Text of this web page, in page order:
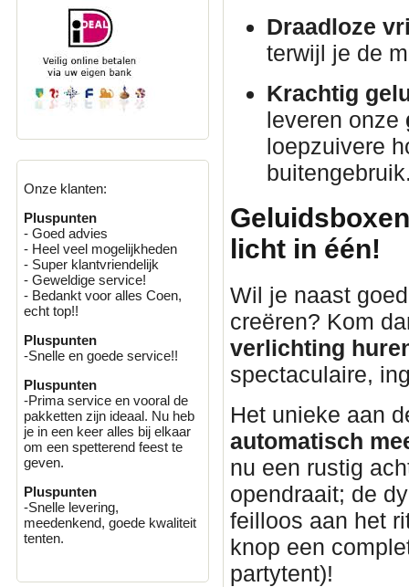
Onze klanten:
Pluspunten
- Goed advies
- Heel veel mogelijkheden
- Super klantvriendelijk
- Geweldige service!
- Bedankt voor alles Coen,
echt top!!
Pluspunten
-Snelle en goede service!!
Pluspunten
-Prima service en vooral de
pakketten zijn ideaal. Nu heb
je in een keer alles bij elkaar
om een spetterend feest te
geven.
Pluspunten
-Snelle levering,
meedenkend, goede kwaliteit
tenten.
Draadloze
terwijl je de
Krachtig
leveren onze
loepzuivere
licht in één!
Wil je naast
creëren? Kom
verlichting
spectaculaire,
Het unieke aan
automatisch
nu een rustig
opendraait; de
feilloos aan het
knop een
partytent)!